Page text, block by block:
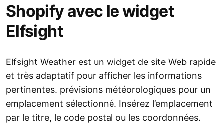
Shopify avec le widget
Elfsight
Elfsight Weather est un widget de site Web rapide
et très adaptatif pour afficher les informations
pertinentes. prévisions météorologiques pour un
emplacement sélectionné. Insérez l’emplacement
par le titre, le code postal ou les coordonnées.